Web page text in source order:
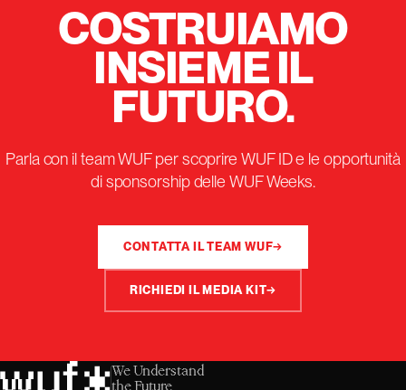
COSTRUIAMO
INSIEME IL
FUTURO.
Parla con il team WUF per scoprire WUF ID e le opportunità
di sponsorship delle WUF Weeks.
CONTATTA IL TEAM WUF→
RICHIEDI IL MEDIA KIT→
We Understand
the Future